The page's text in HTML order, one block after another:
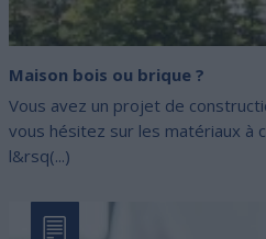
Maison bois ou brique ?
Vous avez un projet de
vous hésitez sur les matériaux à
l&rsq(...)